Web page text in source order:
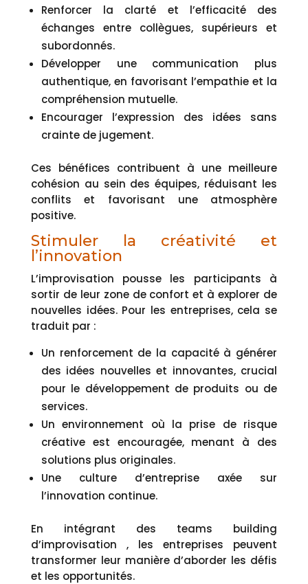
Renforcer la clarté et l’efficacité des
échanges entre collègues, supérieurs et
subordonnés.
Développer une communication plus
authentique, en favorisant l’empathie et la
compréhension mutuelle.
Encourager l’expression des idées sans
crainte de jugement.
Ces bénéfices contribuent à une meilleure
cohésion au sein des équipes, réduisant les
conflits et favorisant une atmosphère
positive.
Stimuler la créativité et
l’innovation
L’improvisation pousse les participants à
sortir de leur zone de confort et à explorer de
nouvelles idées. Pour les entreprises, cela se
traduit par :
Un renforcement de la capacité à générer
des idées nouvelles et innovantes, crucial
pour le développement de produits ou de
services.
Un environnement où la prise de risque
créative est encouragée, menant à des
solutions plus originales.
Une culture d’entreprise axée sur
l’innovation continue.
En intégrant des teams building
d’improvisation , les entreprises peuvent
transformer leur manière d’aborder les défis
et les opportunités.